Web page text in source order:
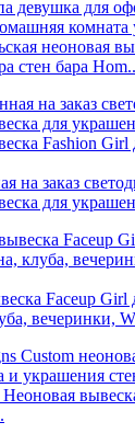
неоновая
стен бара
на заказ
для
Faceup Girl
вечеринки,